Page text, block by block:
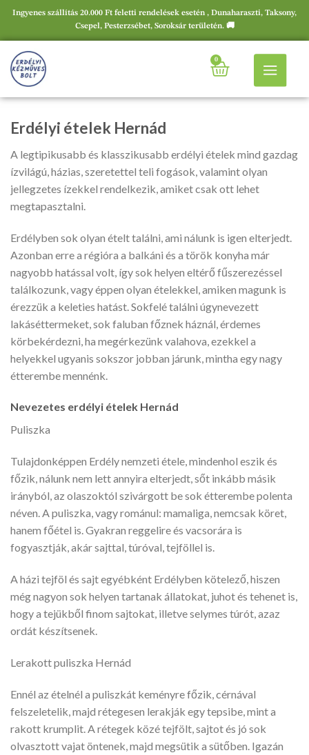
Ingyenes szállítás 20.000 Ft feletti rendelések esetén , Dunaharaszti, Taksony,
Csepel, Pesterzsébet, Soroksár területén. 🚚
0
Erdélyi ételek Hernád
A legtipikusabb és klasszikusabb erdélyi ételek mind gazdag
ízvilágú, házias, szeretettel teli fogások, valamint olyan
jellegzetes ízekkel rendelkezik, amiket csak ott lehet
megtapasztalni.
Erdélyben sok olyan ételt találni, ami nálunk is igen elterjedt.
Azonban erre a régióra a balkáni és a török konyha már
nagyobb hatással volt, így sok helyen eltérő fűszerezéssel
találkozunk, vagy éppen olyan ételekkel, amiken magunk is
érezzük a keleties hatást. Sokfelé találni úgynevezett
lakáséttermeket, sok faluban főznek háznál, érdemes
körbekérdezni, ha megérkezünk valahova, ezekkel a
helyekkel ugyanis sokszor jobban járunk, mintha egy nagy
étterembe mennénk.
Nevezetes erdélyi ételek Hernád
Puliszka
Tulajdonképpen Erdély nemzeti étele, mindenhol eszik és
főzik, nálunk nem lett annyira elterjedt, sőt inkább másik
irányból, az olaszoktól szivárgott be sok étterembe polenta
néven. A puliszka, vagy románul: mamaliga, nemcsak köret,
hanem főétel is. Gyakran reggelire és vacsorára is
fogyasztják, akár sajttal, túróval, tejföllel is.
A házi tejföl és sajt egyébként Erdélyben kötelező, hiszen
még nagyon sok helyen tartanak állatokat, juhot és tehenet is,
hogy a tejükből finom sajtokat, illetve selymes túrót, azaz
ordát készítsenek.
Lerakott puliszka Hernád
Ennél az ételnél a puliszkát keményre főzik, cérnával
felszeletelik, majd rétegesen lerakják egy tepsibe, mint a
rakott krumplit. A rétegek közé tejfölt, sajtot és jó sok
olvasztott vajat öntenek, majd megsütik a sütőben. Igazán